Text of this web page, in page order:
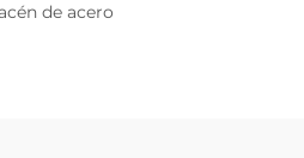
de acero